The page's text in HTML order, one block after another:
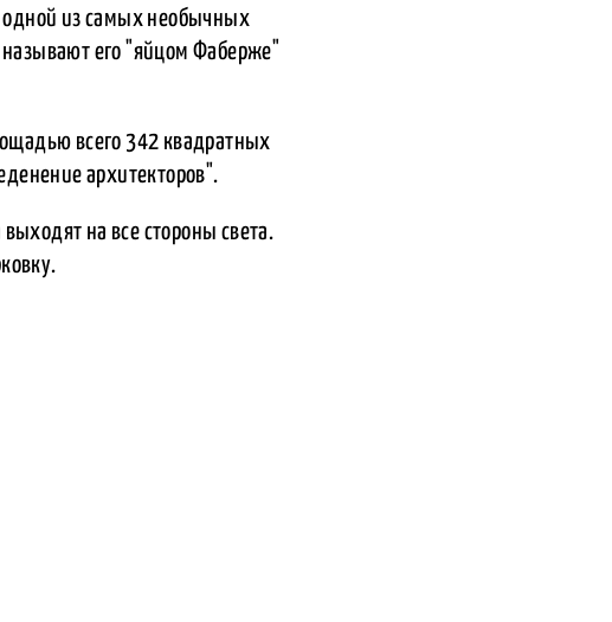
одной из самых необычных
его "яйцом Фаберже"
всего 342 квадратных
архитекторов".
на все стороны света.